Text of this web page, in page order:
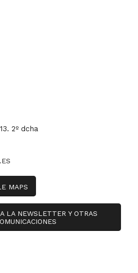
2º dcha
MAPS
LA NEWSLETTER Y OTRAS